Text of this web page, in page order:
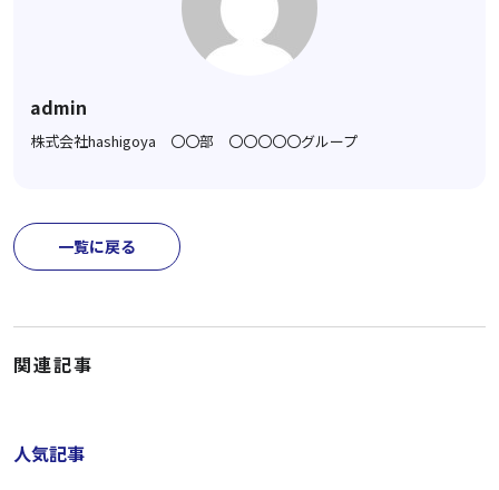
人気記事
admin
株式会社hashigoya 〇〇部 〇〇〇〇〇グループ
一覧に戻る
関連記事